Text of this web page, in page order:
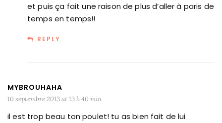
et puis ça fait une raison de plus d’aller à paris de
temps en temps!!
REPLY
MYBROUHAHA
10 septembre 2013 at 13 h 40 min
il est trop beau ton poulet! tu as bien fait de lui